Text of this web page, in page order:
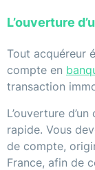
L’ouverture
Tout acquéreur
compte en
transaction
L’ouverture
rapide. Vous
de compte,
France, afin de